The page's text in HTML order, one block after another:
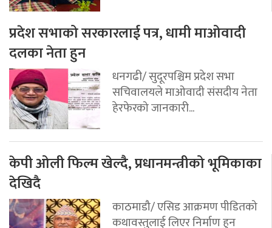
प्रदेश सभाको सरकारलाई पत्र, धामी माओवादी
दलका नेता हुन
धनगढी/ सुदूरपश्चिम प्रदेश सभा
सचिवालयले माओवादी संसदीय नेता
हेरफेरको जानकारी...
केपी ओली फिल्म खेल्दै, प्रधानमन्त्रीको भूमिकाका
देखिदै
काठमाडौ/ एसिड आक्रमण पीडितको
कथावस्तुलाई लिएर निर्माण हुन